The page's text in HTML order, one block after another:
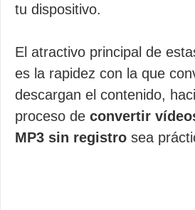
tu dispositivo.
El atractivo principal de
es la rapidez con la que
descargan el contenido,
proceso de convertir
MP3 sin registro sea